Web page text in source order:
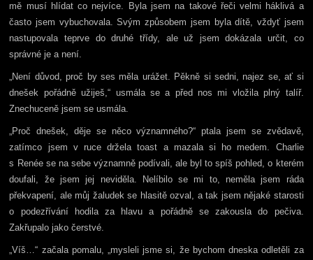
mě musí hlídat co nejvíce. Byla jsem na takové řeči velmi háklivá a
často jsem vybuchovala. Svým způsobem jsem byla dítě, vždyť jsem
nastupovala teprve do druhé třídy, ale už jsem dokázala určit, co
správné je a není.
„Není důvod, proč by ses měla urážet. Pěkně si sedni, najez se, ať si
dnešek pořádně užiješ,“ usmála se a před nos mi vložila plný talíř.
Znechuceně jsem se usmála.
„Proč dnešek, děje se něco významného?“ ptala jsem se zvědavě,
zatímco jsem v ruce držela toast a mazala si ho medem. Charlie
s Renée se na sebe významně podívali, ale byl to spíš pohled, o kterém
doufali, že jsem jej neviděla. Nelíbilo se mi to, neměla jsem ráda
překvapení, ale můj žaludek se hlasitě ozval, a tak jsem nějaké starosti
o podezřívání hodila za hlavu a pořádně se zakousla do pečiva.
Zakřupalo jako čerstvé.
„Víš…“ začala pomalu, „mysleli jsme si, že bychom dneska odletěli za